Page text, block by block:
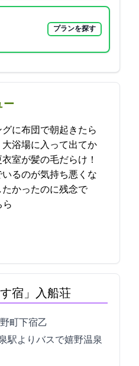
プランを探す
ー
に布団で朝起きたら
浴場に入って出てか
室が髪の毛だらけ！
るのが気持ち悪くな
かったのに残念で
ら
宿」入船荘
下宿乙2330
駅よりバスで嬉野温泉